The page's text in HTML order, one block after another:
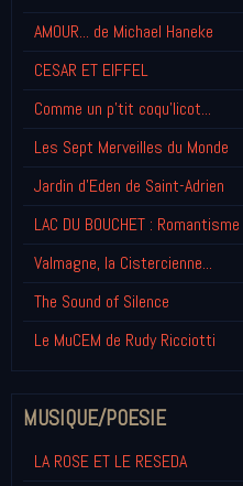
AMOUR... de Michael Haneke
CESAR ET EIFFEL
Comme un p'tit coqu'licot...
Les Sept Merveilles du Monde
Jardin d'Eden de Saint-Adrien
LAC DU BOUCHET : Romantisme
Valmagne, la Cistercienne...
The Sound of Silence
Le MuCEM de Rudy Ricciotti
MUSIQUE/POESIE
LA ROSE ET LE RESEDA